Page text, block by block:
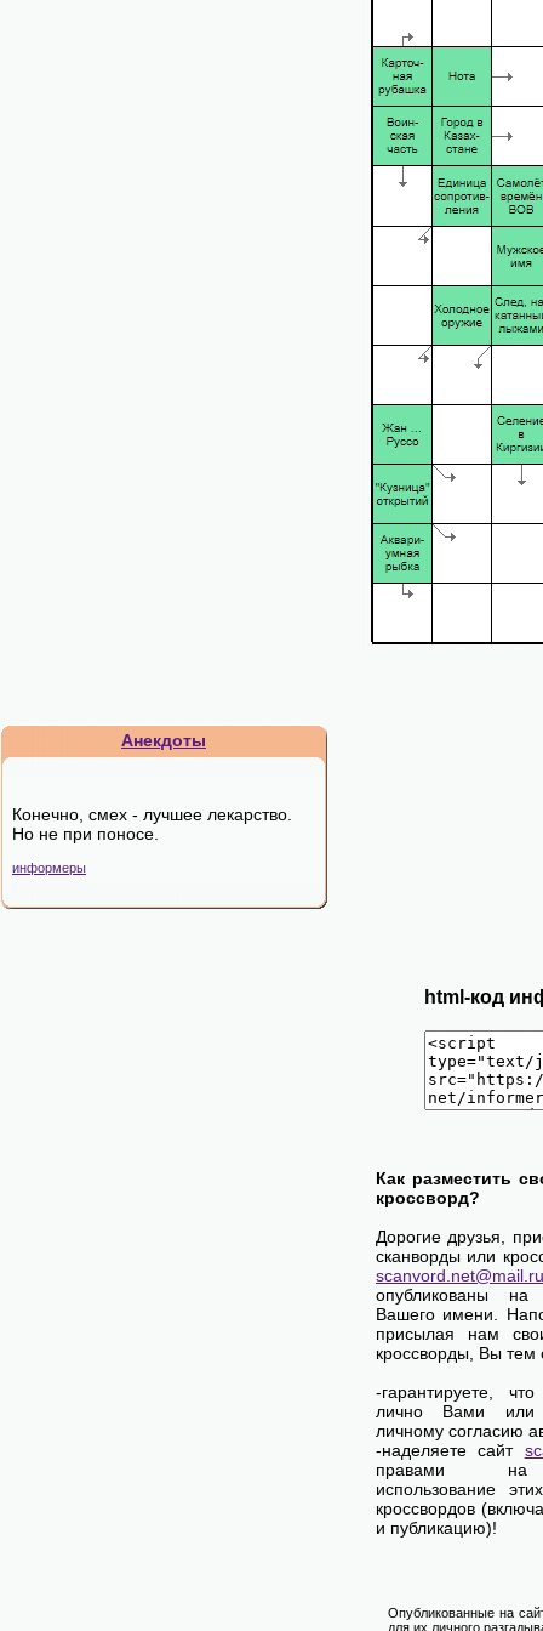
Анекдоты
Конечно, смех - лучшее лекарство.
Но не при поносе.
информеры
html-код
Как разместить
кроссворд?
Дорогие друзья,
сканворды или
scanvord.net@mail.ru
опубликованы
Вашего имени.
присылая нам
кроссворды, Вы
-гарантируете,
лично Вами или
личному согласию
-наделяете сайт
правами на
использование
кроссвордов
и публикацию)!
Опубликованные на
для их личного